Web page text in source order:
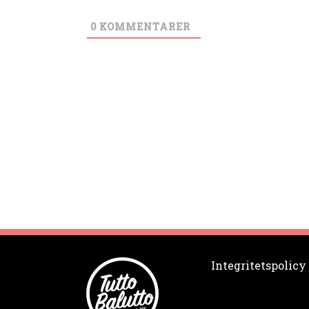
0KOMMENTARER
Integritetspolicy